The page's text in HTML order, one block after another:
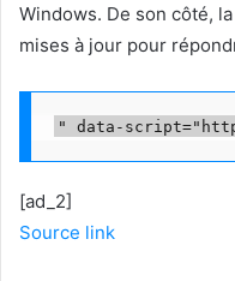
Windows. De son côté,
mises à jour pour
[ad_2]
Source link